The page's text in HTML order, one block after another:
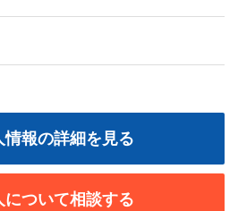
情報の詳細を見る
について相談する